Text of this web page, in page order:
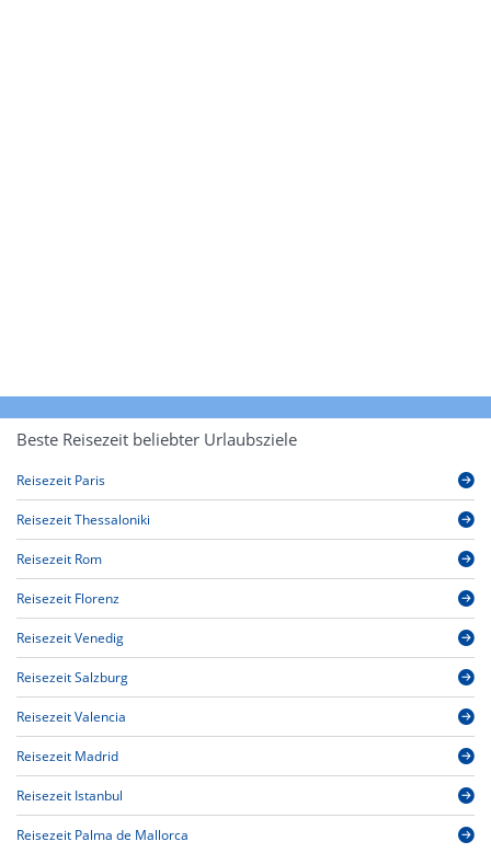
Beste Reisezeit beliebter Urlaubsziele
Reisezeit Paris
Reisezeit Thessaloniki
Reisezeit Rom
Reisezeit Florenz
Reisezeit Venedig
Reisezeit Salzburg
Reisezeit Valencia
Reisezeit Madrid
Reisezeit Istanbul
Reisezeit Palma de Mallorca